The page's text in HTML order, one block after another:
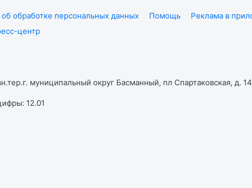
обработке персональных данных Помощь Реклама в
центр
муниципальный округ Басманный, пл Спартаковская, д.
12.01